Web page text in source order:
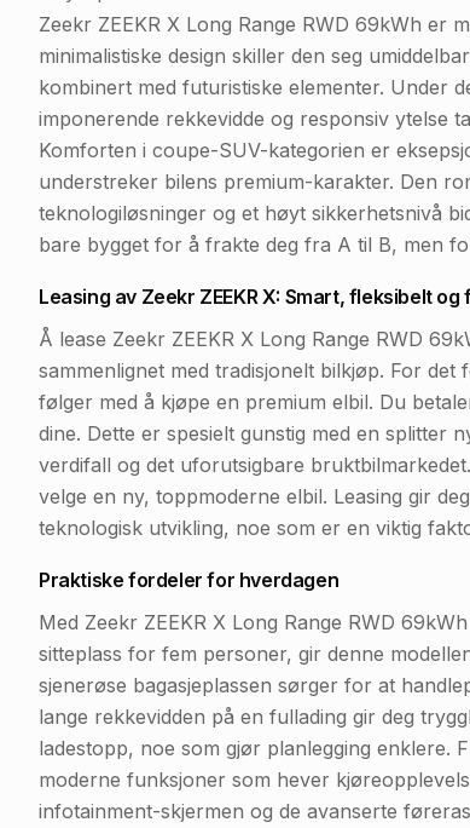
Zeekr ZEEKR X Long Range RWD 69kWh er
minimalistiske design skiller den seg
kombinert med futuristiske elementer. Under
imponerende rekkevidde og responsiv ytelse
Komforten i coupe-SUV-kategorien er
understreker bilens premium-karakter. Den
teknologiløsninger og et høyt sikkerhetsnivå
bare bygget for å frakte deg fra A til B, men
Leasing av Zeekr ZEEKR X: Smart, fleksibelt
Å lease Zeekr ZEEKR X Long Range RWD
sammenlignet med tradisjonelt bilkjøp. For
følger med å kjøpe en premium elbil. Du
dine. Dette er spesielt gunstig med en splitter
verdifall og det uforutsigbare
velge en ny, toppmoderne elbil. Leasing gir
teknologisk utvikling, noe som er en viktig
Praktiske fordeler for hverdagen
Med Zeekr ZEEKR X Long Range RWD
sitteplass for fem personer, gir denne
sjenerøse bagasjeplassen sørger for at
lange rekkevidden på en fullading gir deg
ladestopp, noe som gjør planlegging
moderne funksjoner som hever
infotainment-skjermen og de avanserte